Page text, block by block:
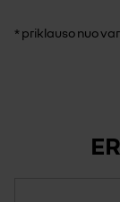
* priklauso nuo